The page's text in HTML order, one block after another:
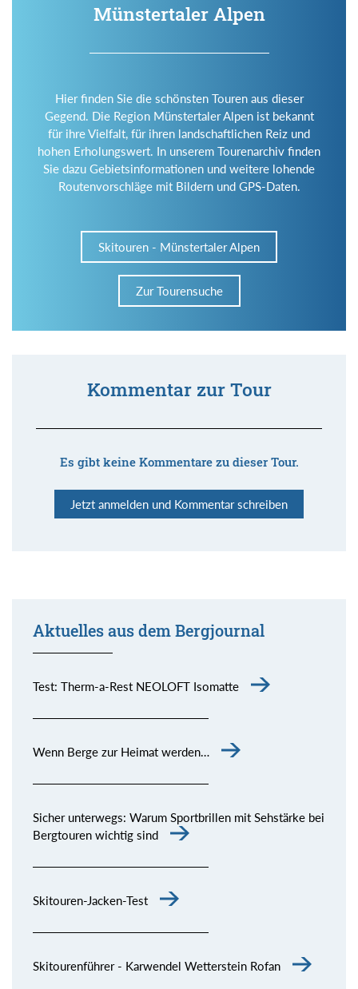
Münstertaler Alpen
Hier finden Sie die schönsten Touren aus dieser
Gegend. Die Region Münstertaler Alpen ist bekannt
für ihre Vielfalt, für ihren landschaftlichen Reiz und
hohen Erholungswert. In unserem Tourenarchiv finden
Sie dazu Gebietsinformationen und weitere lohende
Routenvorschläge mit Bildern und GPS-Daten.
Skitouren - Münstertaler Alpen
Zur Tourensuche
Kommentar zur Tour
Es gibt keine Kommentare zu dieser Tour.
Jetzt anmelden und Kommentar schreiben
Aktuelles aus dem Bergjournal
Test: Therm-a-Rest NEOLOFT Isomatte
Wenn Berge zur Heimat werden…
Sicher unterwegs: Warum Sportbrillen mit Sehstärke bei
Bergtouren wichtig sind
Skitouren-Jacken-Test
Skitourenführer - Karwendel Wetterstein Rofan